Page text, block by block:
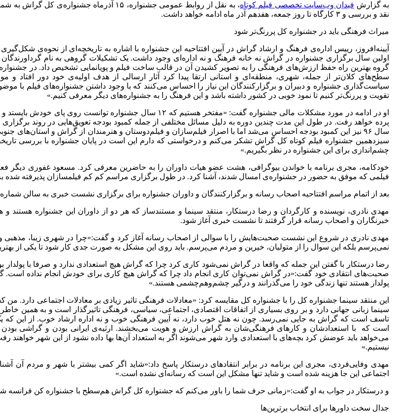
به گزارش فیدان وب‌سایت تخصصی فیلم کوتاه، به نقل از روابط عمومی جشنواره، ۱۵ آذرماه جشنواره‌ی کل گراش به
نقد و بررسی و ۳ کارگاه تا روز جمعه، هفدهم آذر ماه ادامه خواهد داشت.
میراث فرهنگی باید در جشنواره کل پررنگ‌تر شود
آیینه‌افروز، رییس اداره‌ی فرهنگ و ارشاد گراش در آیین افتتاحیه این جشنواره با اشاره به تاریخچه‌ای از نحوه‌ی
اولین سال برگزاری جشنواره در گراش نه خانه فرهنگ و نه اداره‌ای وجود داشت. یک تشکیلات گروهی به نام
گروه بهترین راه حفظ ارزش‌های فرهنگی را به تصویر کشیدن آن در قالب ساخت فیلم و پویانمایی تشخیص داد. در
سطح‌های کلان‌تر از جمله، شهری، منطقه‌ای و استانی ارتقا پیدا کرد آثار ارسالی از هدف اولیه‌ی خود دور افتاد
سیاست‌گذاری جشنواره و دبیران و برگزار‌کنندگان این نیاز را احساس می‌کنند که با وجود داشتن جشنواره‌های فیلم با
تقویت و پررنگ‌تر کنیم تا نمود خوبی در کشور داشته باشد و این فرهنگ را به جشنواره‌های دیگر معرفی کنیم.»
او در ادامه در مورد مشکلات مالی جشنواره گفت: «مفتخر هستیم که ۱۲ سال جشنواره توانست روی پای خودش بایستد و
پرده خواهد رفت. در طول این مدت چندین دوره به دلیل مسائل مختلفی از جمله کمبود بودجه تعویق‌هایی در روند
سال ۹۶ نیز این کمبود بودجه احساس می‌شد اما با اصرار فیلم‌سازان و فیلم‌دوستان و هنرمندان از گراش و استان‌های
سیزدهمین جشنواره فیلم کوتاه کل گراش تشکر می‌کنم و درخواستی که دارم این است در پایان جشنواره با بررسی
چشم‌اندازی برای این جشنواره در نظر بگیریم.»
خودکامه، مجری برنامه با خواندن بیوگرافی، هشت عضو هیات داوران را به حاضرین معرفی کرد. مسعود غفوری دیگر
فیلمی که موفق به حضور در جشنواره‌ی امسال شدند، آشنا کرد. در طول برگزاری مراسم کم کم فیلمسازان پذیرفته
بعد از اتمام مراسم افتتاحیه اصحاب رسانه و برگزارکنندگان و داوران جشنواره برای برگزاری نشست خبری به سالن شماره
مهدی نادری، نویسنده و کارگردان و رضا درستکار، منتقد سینما و مستند‌ساز که هر دو از داوران این جشنواره هستند
خبرنگاران و اصحاب رسانه قرار گرفتند تا نشست خبری آغاز شود.
مهدی نادری در شروع این نشست صحبت‌هایش را با سوالی از اصحاب رسانه آغاز کرد و گفت:«چرا در شهری زیبا،
نمی‌پرسم بلکه این سوال را از متولیان، خیرین و مردم می‌پرسم. باید روی این مشکل به صورت جدی کار شود تا یکی از
رضا درستکار با گفتن این جمله که واقعا در گراش نمی‌شود کاری کرد چرا که گراش هیچ استعدادی ندارد و صرفا با
صحبت‌های انتقادی خود گفت:«در گراش نمی‌توان کاری انجام داد چرا که گراش هیچ کاری برای خودش انجام نداده‌
پولدار هستند تنها زندگی خود را می‌گذرانند و درگیر چشم‌و‌هم‌چشمی هستند.»
این منتقد سینما جشنواره کل را با جشنواره کل مقایسه کرد: «معادلات فرهنگی تاثیر زیادی بر معادلات اجتماعی
سینما زبانی جهانی دارد و بر روی بسیاری از اتفاقات اقتصادی، اجتماعی، سیاسی، فرهنگی تاثیر‌گذار است و به همین
تاسف است که گراش به جایی نمی‌رسد. چون نه هتل خوب دارد، نه آیین فرهنگی خوب و نه اداره ارشاد خوب. از این که
است که با استعدادشان و کارهای فرهنگی‌شان به گراش ارزش و هویت می‌بخشند. ارثیه‌ی ایرانی بودن و گراشی
می‌خواهد باید عوضش کرد بچه‌های با استعدادی وارد شهر می‌شوند اگر به استعداد آن‌ها بها داده نشود از این شهر خواهند
نیستیم.»
مهدی وفایی‌فردی، مجری این برنامه در برابر انتقاد‌های درستکار پاسخ داد:«شاید اگر کمی بیشتر با شهر و مردم آن
اجتماعی این جا هزینه شده است و شاید تنها مشکل این است که رسانه‌ای نشده است.»
و درستکار در جواب به او گفت:«زمانی حرف شما را باور می‌کنم که جشنواره کل گراش هم‌سطح با جشنواره کن فرانسه
جدال سخت داورها برای انتخاب برترین‌ها